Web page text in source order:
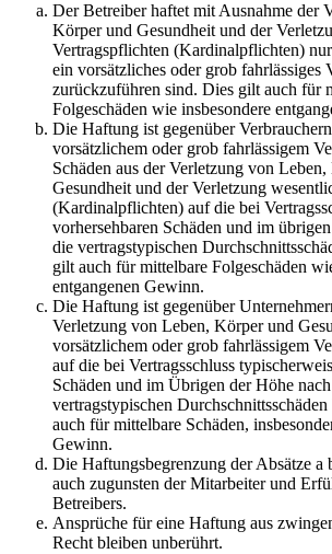
Der Betreiber haftet mit Ausnahme der
Körper und Gesundheit und der
Vertragspflichten (Kardinalpflichten)
ein vorsätzliches oder grob fahrlässiges
zurückzuführen sind. Dies gilt auch für
Folgeschäden wie insbesondere
Die Haftung ist gegenüber
vorsätzlichem oder grob fahrlässigem
Schäden aus der Verletzung von
Gesundheit und der Verletzung
(Kardinalpflichten) auf die bei
vorhersehbaren Schäden und im
die vertragstypischen
gilt auch für mittelbare Folgeschäden
entgangenen Gewinn.
Die Haftung ist gegenüber
Verletzung von Leben, Körper und
vorsätzlichem oder grob fahrlässigem
auf die bei Vertragsschluss
Schäden und im Übrigen der Höhe
vertragstypischen
auch für mittelbare Schäden,
Gewinn.
Die Haftungsbegrenzung der Absätze a
auch zugunsten der Mitarbeiter und
Betreibers.
Ansprüche für eine Haftung aus
Recht bleiben unberührt.